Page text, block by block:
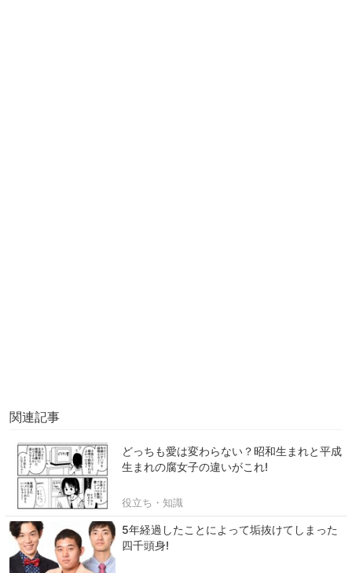
関連記事
どっちも愛は変わらない？昭和生まれと平成
生まれの腐女子の違いがこれ!
役立ち・知識
5年経過したことによって垢抜けてしまった
四千頭身!